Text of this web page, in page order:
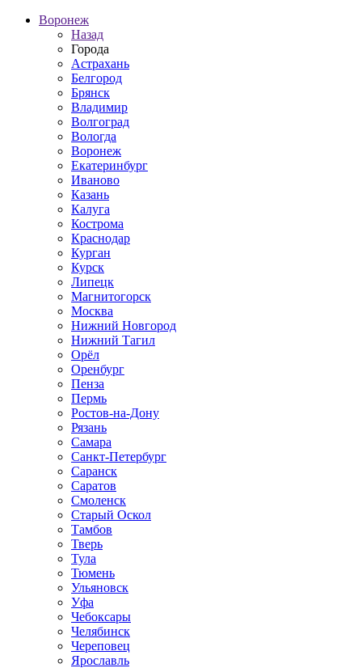
Воронеж
Назад
Города
Астрахань
Белгород
Брянск
Владимир
Волгоград
Вологда
Воронеж
Екатеринбург
Иваново
Казань
Калуга
Кострома
Краснодар
Курган
Курск
Липецк
Магнитогорск
Москва
Нижний Новгород
Нижний Тагил
Орёл
Оренбург
Пенза
Пермь
Ростов‑на‑Дону
Рязань
Самара
Санкт‑Петербург
Саранск
Саратов
Смоленск
Старый Оскол
Тамбов
Тверь
Тула
Тюмень
Ульяновск
Уфа
Чебоксары
Челябинск
Череповец
Ярославль